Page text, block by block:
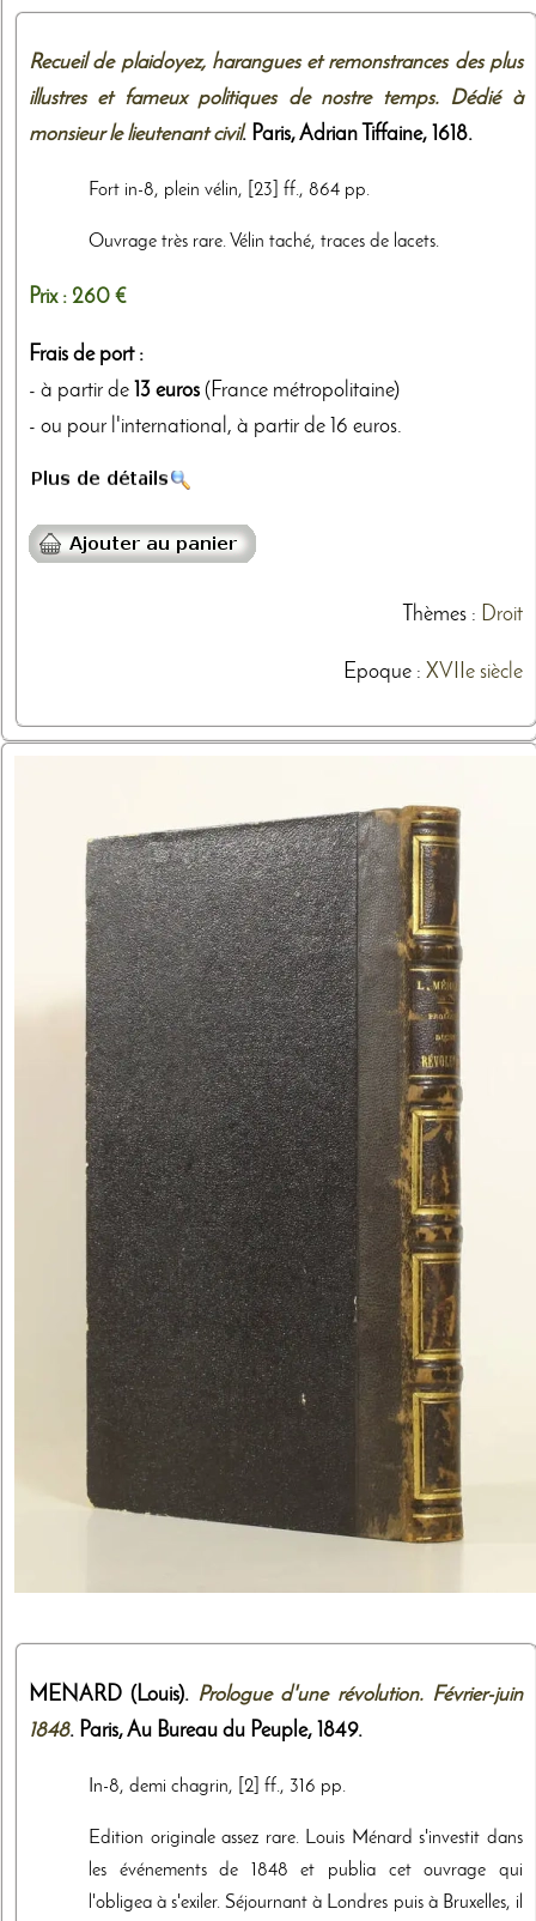
Recueil de plaidoyez, harangues et remonstrances des plus
illustres et fameux politiques de nostre temps. Dédié à
monsieur le lieutenant civil. Paris,Adrian Tiffaine, 1618.
Fort in-8, plein vélin, [23] ff., 864 pp.
Ouvrage très rare. Vélin taché, traces de lacets.
Prix : 260 €
Frais de port :
- à partir de 13 euros (France métropolitaine)
- ou pour l'international, à partir de 16 euros.
Thèmes: Droit
Epoque : XVIIe siècle
MENARD (Louis). Prologue d'une révolution. Février-juin
1848. Paris,Au Bureau du Peuple, 1849.
In-8, demi chagrin, [2] ff., 316 pp.
Edition originale assez rare. Louis Ménard s'investit dans
les événements de 1848 et publia cet ouvrage qui
l'obligea à s'exiler. Séjournant à Londres puis à Bruxelles, il